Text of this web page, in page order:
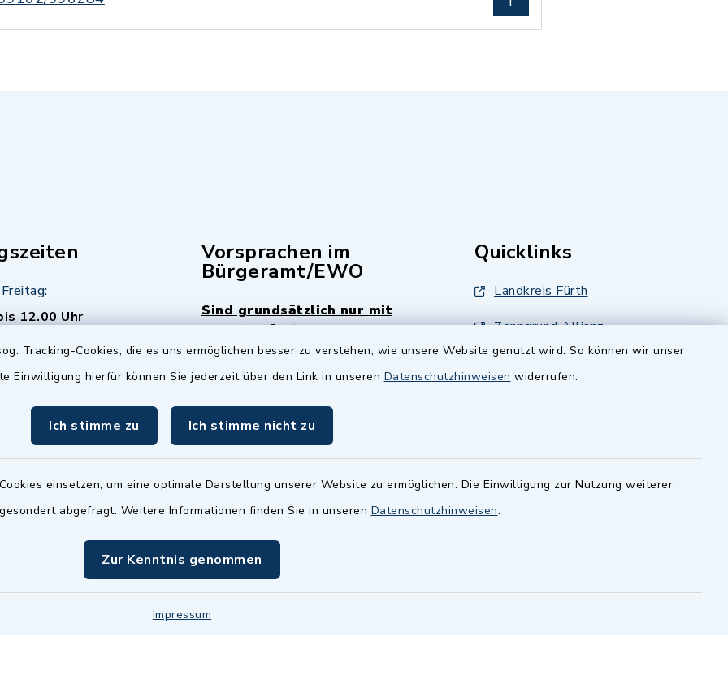
Tracking-Cookies, die es uns ermöglichen besser zu verstehen, wie unsere Website genutzt wird. So können wir unser
Einwilligung hierfür können Sie jederzeit über den Link in unseren Datenschutzhinweisen widerrufen.
Ich stimme zu Ich stimme nicht zu
einsetzen, um eine optimale Darstellung unserer Website zu ermöglichen. Die Einwilligung zur Nutzung weiterer
abgefragt. Weitere Informationen finden Sie in unseren Datenschutzhinweisen.
Zur Kenntnis genommen
Impressum
12.00 Uhr
Uhr - allerdings
Termine sind
fragen Sie den
Sachbearbeiter)
Vorsprachen im
Bürgeramt/EWO
Sind grundsätzlich nur mit
Termin möglich.
Das Bürgeramt/EWO/Standesamt
istMittwochs geschlossen.
Quicklinks
Landkreis Fürth
Zenngrund Allianz
Dillenberggruppe